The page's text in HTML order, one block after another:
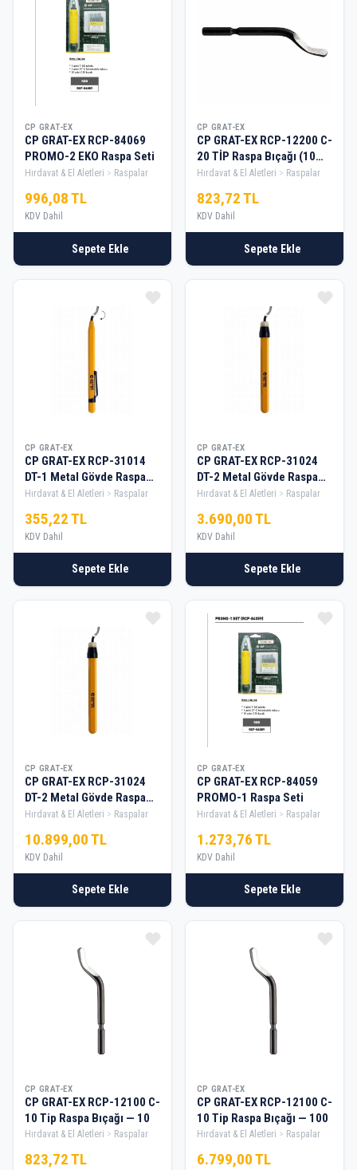
CP GRAT-EX
CP GRAT-EX RCP-84069
PROMO-2 EKO Raspa Seti
Hırdavat & El Aletleri Raspalar
996,08 TL
KDV Dahil
Sepete Ekle
CP GRAT-EX
CP GRAT-EX RCP-12200 C-
20 TİP Raspa Bıçağı (10
Adet)
Hırdavat & El Aletleri Raspalar
823,72 TL
KDV Dahil
Sepete Ekle
CP GRAT-EX
CP GRAT-EX RCP-31014
DT-1 Metal Gövde Raspa
Seti
Hırdavat & El Aletleri Raspalar
355,22 TL
KDV Dahil
Sepete Ekle
CP GRAT-EX
CP GRAT-EX RCP-31024
DT-2 Metal Gövde Raspa
Seti — 10
Hırdavat & El Aletleri Raspalar
3.690,00 TL
KDV Dahil
Sepete Ekle
CP GRAT-EX
CP GRAT-EX RCP-31024
DT-2 Metal Gövde Raspa
Seti — 30
Hırdavat & El Aletleri Raspalar
10.899,00 TL
KDV Dahil
Sepete Ekle
CP GRAT-EX
CP GRAT-EX RCP-84059
PROMO-1 Raspa Seti
Hırdavat & El Aletleri Raspalar
1.273,76 TL
KDV Dahil
Sepete Ekle
CP GRAT-EX
CP GRAT-EX RCP-12100 C-
10 Tip Raspa Bıçağı — 10
Hırdavat & El Aletleri Raspalar
823,72 TL
CP GRAT-EX
CP GRAT-EX RCP-12100 C-
10 Tip Raspa Bıçağı — 100
Hırdavat & El Aletleri Raspalar
6.799,00 TL